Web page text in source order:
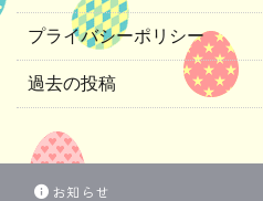
プライバシーポリシー
過去の投稿
お知らせ